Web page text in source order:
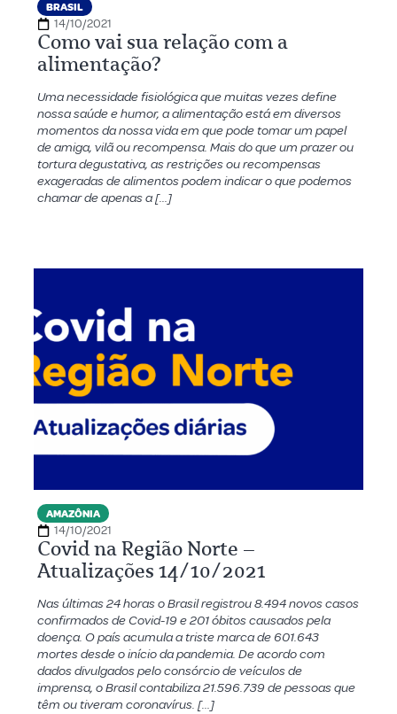
BRASIL
14/10/2021
Como vai sua relação com a
alimentação?
Uma necessidade fisiológica que muitas vezes define
nossa saúde e humor, a alimentação está em diversos
momentos da nossa vida em que pode tomar um papel
de amiga, vilã ou recompensa. Mais do que um prazer ou
tortura degustativa, as restrições ou recompensas
exageradas de alimentos podem indicar o que podemos
chamar de apenas a […]
AMAZÔNIA
14/10/2021
Covid na Região Norte –
Atualizações 14/10/2021
Nas últimas 24 horas o Brasil registrou 8.494 novos casos
confirmados de Covid-19 e 201 óbitos causados pela
doença. O país acumula a triste marca de 601.643
mortes desde o início da pandemia. De acordo com
dados divulgados pelo consórcio de veículos de
imprensa, o Brasil contabiliza 21.596.739 de pessoas que
têm ou tiveram coronavírus. […]